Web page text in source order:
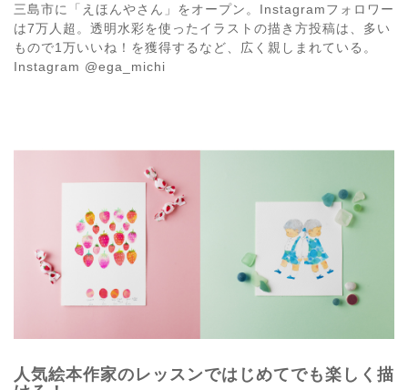
三島市に「えほんやさん」をオープン。Instagramフォロワー
は7万人超。透明水彩を使ったイラストの描き方投稿は、多い
もので1万いいね！を獲得するなど、広く親しまれている。
Instagram @ega_michi
人気絵本作家のレッスンではじめてでも楽しく描